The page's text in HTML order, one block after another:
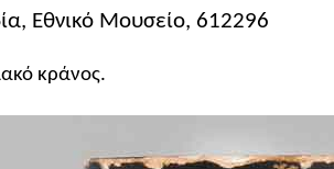
Εθνικό Μουσείο, 612296
κράνος.